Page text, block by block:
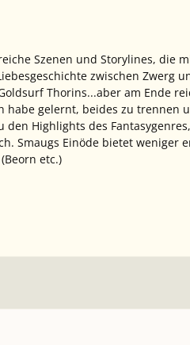
Szenen und Storylines, die
zwischen Zwerg
Thorins...aber am Ende
habe gelernt, beides zu
den Highlights des
Smaugs Einöde bietet weniger
etc.)